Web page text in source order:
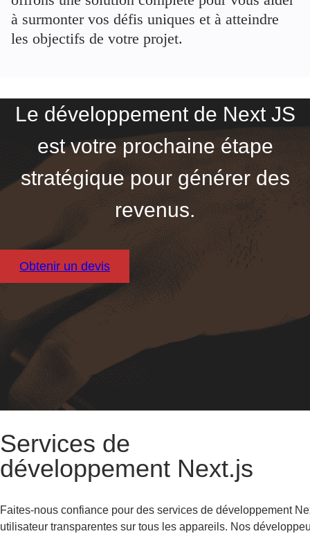
à surmonter vos défis uniques et à atteindre
les objectifs de votre projet.
Le développement de Next JS
est votre prochaine étape
stratégique pour générer des
revenus.
Obtenir un devis
Services de
développement Next.js
Faites-nous confiance pour des services de développement
utilisateur transparentes sur tous les appareils. Nos